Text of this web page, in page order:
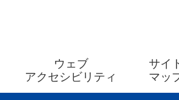
ウェブ
アクセシビリティ
サイ
マッ